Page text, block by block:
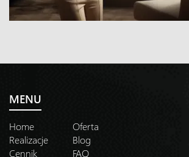
MENU
Home
Oferta
Realizacje
Blog
Cennik
FAQ